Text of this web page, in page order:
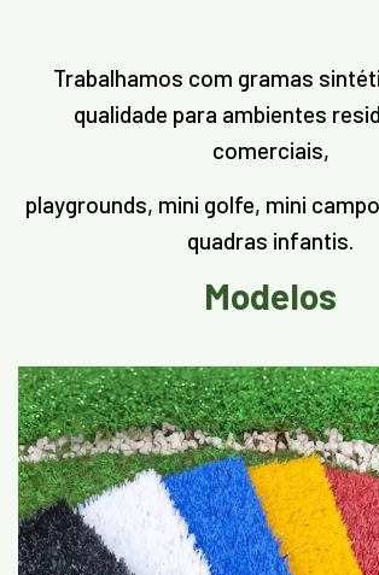
Trabalhamos com gramas
qualidade para ambientes
comerciais,
playgrounds, mini golfe, mini
quadras infantis.
Modelos